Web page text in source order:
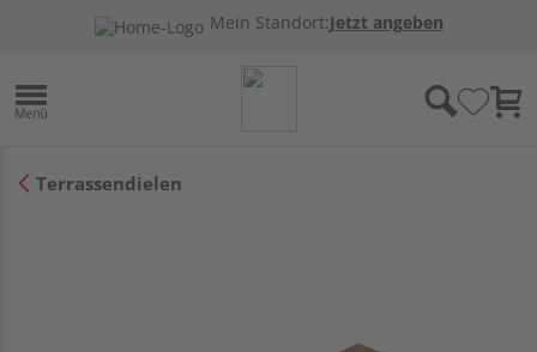
Mein Standort:Jetzt angeben
Terrassendielen